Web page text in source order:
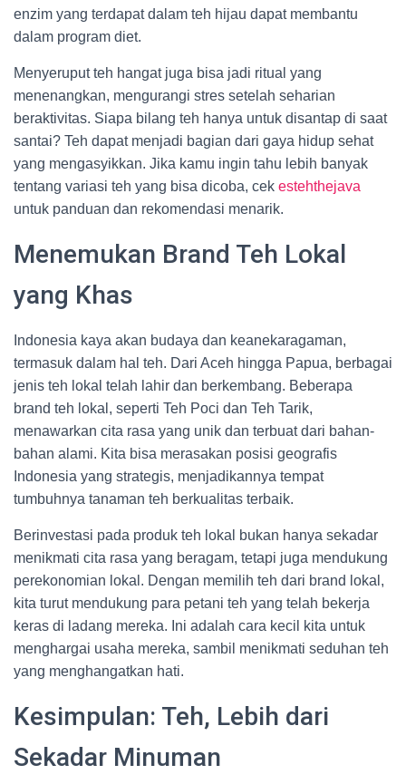
enzim yang terdapat dalam teh hijau dapat membantu
dalam program diet.
Menyeruput teh hangat juga bisa jadi ritual yang
menenangkan, mengurangi stres setelah seharian
beraktivitas. Siapa bilang teh hanya untuk disantap di saat
santai? Teh dapat menjadi bagian dari gaya hidup sehat
yang mengasyikkan. Jika kamu ingin tahu lebih banyak
tentang variasi teh yang bisa dicoba, cek estehthejava
untuk panduan dan rekomendasi menarik.
Menemukan Brand Teh Lokal
yang Khas
Indonesia kaya akan budaya dan keanekaragaman,
termasuk dalam hal teh. Dari Aceh hingga Papua, berbagai
jenis teh lokal telah lahir dan berkembang. Beberapa
brand teh lokal, seperti Teh Poci dan Teh Tarik,
menawarkan cita rasa yang unik dan terbuat dari bahan-
bahan alami. Kita bisa merasakan posisi geografis
Indonesia yang strategis, menjadikannya tempat
tumbuhnya tanaman teh berkualitas terbaik.
Berinvestasi pada produk teh lokal bukan hanya sekadar
menikmati cita rasa yang beragam, tetapi juga mendukung
perekonomian lokal. Dengan memilih teh dari brand lokal,
kita turut mendukung para petani teh yang telah bekerja
keras di ladang mereka. Ini adalah cara kecil kita untuk
menghargai usaha mereka, sambil menikmati seduhan teh
yang menghangatkan hati.
Kesimpulan: Teh, Lebih dari
Sekadar Minuman